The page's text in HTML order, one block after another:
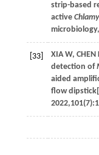
strip-based
active
microbiology,
[33] XIA W, CHEN
detection of
aided
flow
2022,101